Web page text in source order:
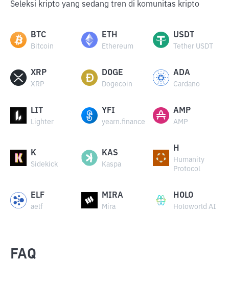
Seleksi kripto yang sedang tren di komunitas kripto
BTC
Bitcoin
ETH
Ethereum
USDT
Tether USDT
XRP
XRP
DOGE
Dogecoin
ADA
Cardano
LIT
Lighter
YFI
yearn.finance
AMP
AMP
K
Sidekick
KAS
Kaspa
H
Humanity
Protocol
ELF
aelf
MIRA
Mira
HOLO
Holoworld AI
FAQ